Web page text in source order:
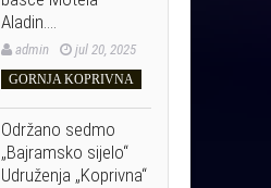
Aladin….
admin jul 20, 2025
GORNJA KOPRIVNA
Održano sedmo
„Bajramsko sijelo“
Udruženja „Koprivna“